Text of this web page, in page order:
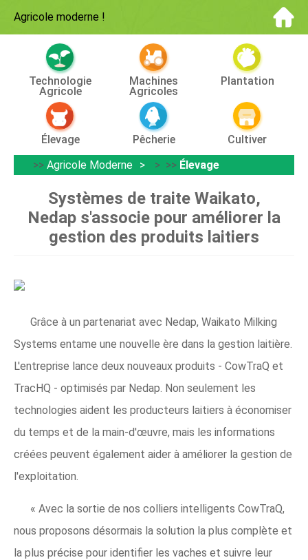
Agricole moderne !
Technologie
Agricole
Machines
Agricoles
Plantation
Élevage Pêcherie
Cultiver
>> Agricole Moderne > >> Élevage
Systèmes de traite Waikato,
Nedap s'associe pour améliorer la
gestion des produits laitiers
Grâce à un partenariat avec Nedap, Waikato Milking
Systems entame une nouvelle ère dans la gestion laitière.
L'entreprise lance deux nouveaux produits - CowTraQ et
TracHQ - optimisés par Nedap. Non seulement les
technologies aident les producteurs laitiers à économiser
du temps et de la main-d'œuvre, mais les informations
créées peuvent également aider à améliorer la gestion de
l'exploitation.
« Avec la sortie de nos colliers intelligents CowTraQ,
nous proposons désormais la solution la plus complète et
la plus précise pour identifier les vaches et suivre leur